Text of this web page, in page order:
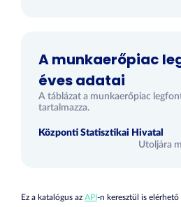
A munkaerőpiac
éves adatai
A táblázat a munkaerőpiac
tartalmazza.
Központi Statisztikai Hivatal
Utoljára
Ez a katalógus az API-n keresztül is